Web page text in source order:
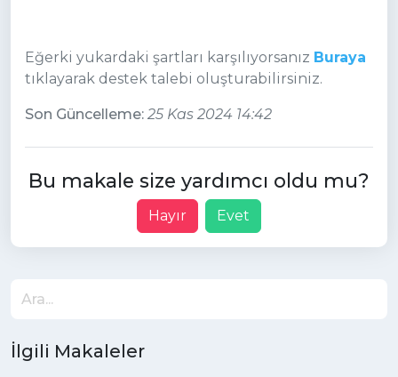
İlgili Makaleler
Eğerki yukardaki şartları karşılıyorsanız Buraya
tıklayarak destek talebi oluşturabilirsiniz.
Son Güncelleme: 25 Kas 2024 14:42
Bu makale size yardımcı oldu mu?
Hayır Evet